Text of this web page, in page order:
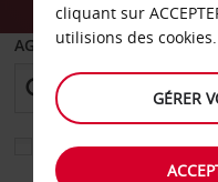
AGENCE DE DÉPART
Sélectionnez une
cliquant sur
utilisions des cookies.
GÉRER